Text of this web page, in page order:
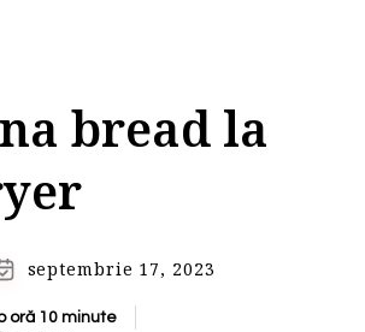
bread la
septembrie 17, 2023
oră 10 minute